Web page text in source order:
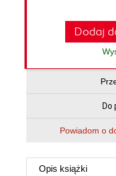
Dodaj
Do
Powiadom o
Opis książki